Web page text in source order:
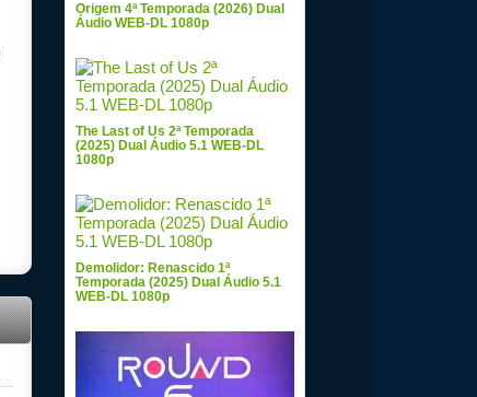
Origem 4ª Temporada (2026) Dual
Áudio WEB-DL 1080p
The Last of Us 2ª Temporada
(2025) Dual Áudio 5.1 WEB-DL
1080p
Demolidor: Renascido 1ª
Temporada (2025) Dual Áudio 5.1
WEB-DL 1080p